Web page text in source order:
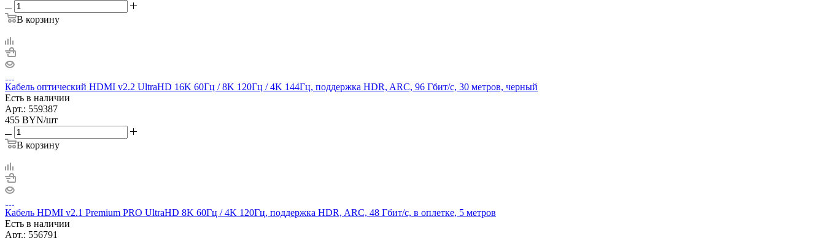
В корзину
Кабель оптический HDMI v2.2 UltraHD 16K 60Гц / 8K 120Гц / 4K 144Гц, поддержка HDR, ARC, 96 Гбит/с, 30 метров, черный
Есть в наличии
Арт.: 559387
455 BYN/шт
В корзину
Кабель HDMI v2.1 Premium PRO UltraHD 8K 60Гц / 4K 120Гц, поддержка HDR, ARC, 48 Гбит/с, в оплетке, 5 метров
Есть в наличии
Арт.: 556791